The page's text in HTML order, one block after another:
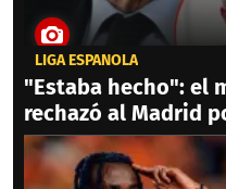
LIGA ESPAÑOLA
"Estaba hecho": el
rechazó al Madrid